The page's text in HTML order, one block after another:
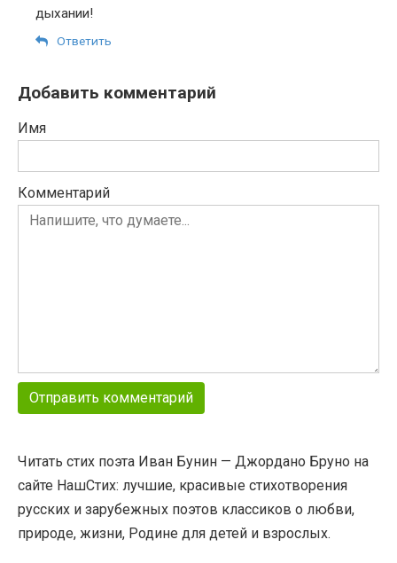
дыхании!
Ответить
Добавить комментарий
Имя
Комментарий
Читать стих поэта Иван Бунин — Джордано Бруно на
сайте НашСтих: лучшие, красивые стихотворения
русских и зарубежных поэтов классиков о любви,
природе, жизни, Родине для детей и взрослых.